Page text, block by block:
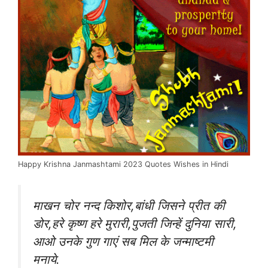
Happy Krishna Janmashtami 2023 Quotes Wishes in Hindi
माखन चोर नन्द किशोर,बांधी जिसने प्रीत की
डोर,हरे कृष्ण हरे मुरारी,पुजती जिन्हें दुनिया सारी,
आओ उनके गुण गाएं सब मिल के जन्माष्टमी
मनाये.